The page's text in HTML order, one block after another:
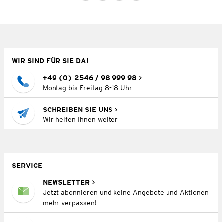
WIR SIND FÜR SIE DA!
+49 (0) 2546 / 98 999 98
Montag bis Freitag 8–18 Uhr
SCHREIBEN SIE UNS
Wir helfen Ihnen weiter
SERVICE
NEWSLETTER
Jetzt abonnieren und keine Angebote und Aktionen
mehr verpassen!